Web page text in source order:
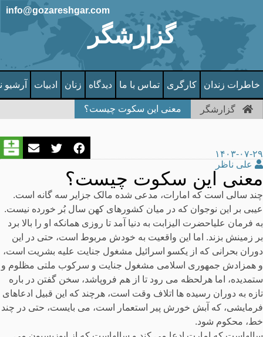
گزارشگر
info@gozareshgar.com
خاطرات زندان کارگری تماس با ما دیدگاه زنان ادبیات آرشیو
گزارشگر معنی این سکوت چیست؟
۱۴۰۳-۰۷-۲۹
علی ناظر
معنی این سکوت چیست؟
چند سالی است که امارات، مدعی شده مالک جزایر سه گانه است.
عیبی بر این نوجوان که در میان کشورهای کهن سال بُر خورده نیست.
به فرمان علیاحضرت الیزابت به دنیا آمد تا روزی همانکه او را بالا برد
بر زمینش بزند. اما این واقعیت به خودش مربوط است، حتی در این
دوران بحرانی که از یکسو اسرائیل مشغول جنایت علیه بشریت است،
و همزادش جمهوری اسلامی مشغول جنایت و سرکوب ملتی مظلوم و
ستمدیده، اما هرلحظه می رود تا از هم فروپاشد، سخن گفتن در باره
تازه به دوران رسیده ها اتلاف وقت است، هرچند که این قبیل ادعاهای
فرمایشی، که آبش خورش پیر استعمار است، می بایست، حتی در چند
خط، محکوم شود.